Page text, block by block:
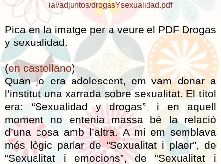
ial/adjuntos/drogasYsexualidad.pdf
Pica en la imatge per a veure el PDF Drogas
y sexualidad.
(en castellano)
Quan jo era adolescent, em vam donar a
l’institut una xarrada sobre sexualitat. El títol
era: “Sexualidad y drogas”, i en aquell
moment no entenia massa bé la relació
d’una cosa amb l’altra. A mi em semblava
més lògic parlar de “Sexualitat i plaer”, de
“Sexualitat i emocions”, de “Sexualitat i